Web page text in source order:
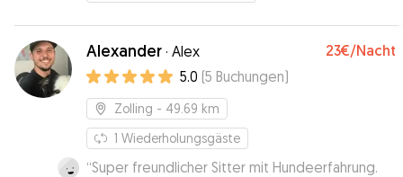
Alexander · Alex 23€/Nacht
5.0 (5 Buchungen)
Zolling - 49.69 km
1 Wiederholungsgäste
“Super freundlicher Sitter mit Hundeerfahrung.